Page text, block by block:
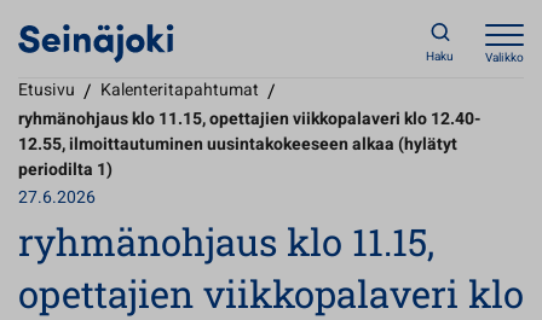
Haku Valikko
Etusivu / Kalenteritapahtumat /
ryhmänohjaus klo 11.15, opettajien viikkopalaveri klo 12.40-
12.55, ilmoittautuminen uusintakokeeseen alkaa (hylätyt
periodilta 1)
27.6.2026
ryhmänohjaus klo 11.15,
opettajien viikkopalaveri klo